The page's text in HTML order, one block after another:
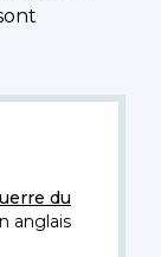
du
anglais